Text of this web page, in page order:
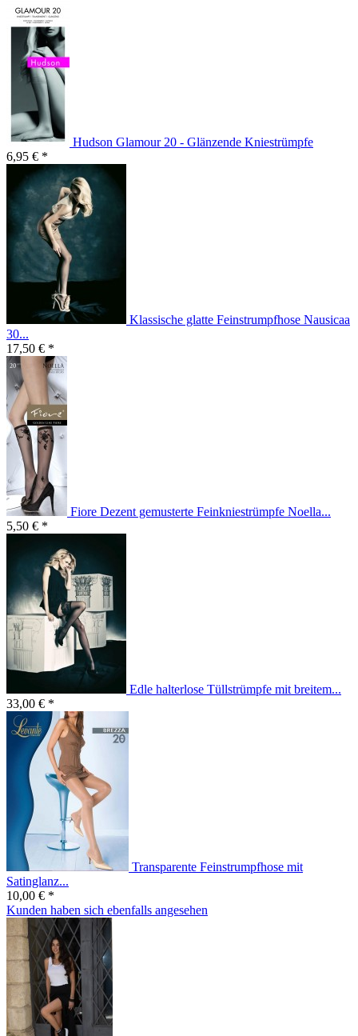
Hudson Glamour 20 - Glänzende Kniestrümpfe
6,95 € *
Klassische glatte Feinstrumpfhose Nausicaa
30...
17,50 € *
Fiore Dezent gemusterte Feinkniestrümpfe Noella...
5,50 € *
Edle halterlose Tüllstrümpfe mit breitem...
33,00 € *
Transparente Feinstrumpfhose mit
Satinglanz...
10,00 € *
Kunden haben sich ebenfalls angesehen